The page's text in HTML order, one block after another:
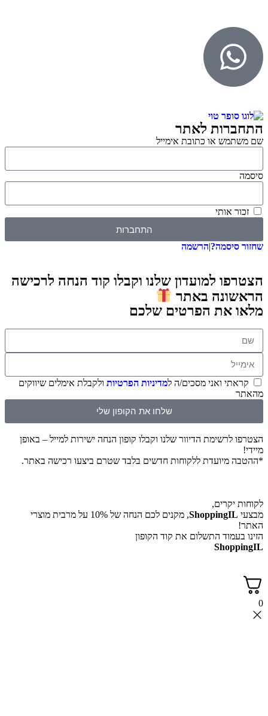
התחברות לאתר
שם משתמש או כתובת אימייל
סיסמה
זכור אותי
התחברות
שחזור סיסמה?|הרשמה
הצטרפו למועדון שלנו וקבלו קוד הנחה לרכישה
הראשונה באתר
מלאו את הפרטים שלכם
קראתי ואני מסכים/ה למדיניות הפרטיות ולקבלת אימלים שיווקים
מהאתר
שלחו את הקופון שלי
הצטרפו לרשימת הדיוור שלנו וקבלו קופון הנחה ישירות למייל – באופן
מיידי!
*ההטבה מיועדת ללקוחות חדשים בלבד שטרם ביצעו רכישה באתר.
לקוחות יקרים,
מבצעי ShoppingIL
, מקנים לכם הנחה של 10% על מרבית מוצרי
האתר!
הזינו בעמוד התשלום את קוד הקופון
ShoppingIL
0